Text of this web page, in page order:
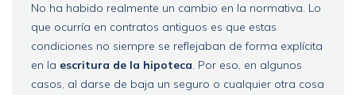
No ha habido realmente un cambio en la normativa. Lo
que ocurría en contratos antiguos es que estas
condiciones no siempre se reflejaban de forma explícita
en la escritura de la hipoteca. Por eso, en algunos
casos, al darse de baja un seguro o cualquier otra cosa